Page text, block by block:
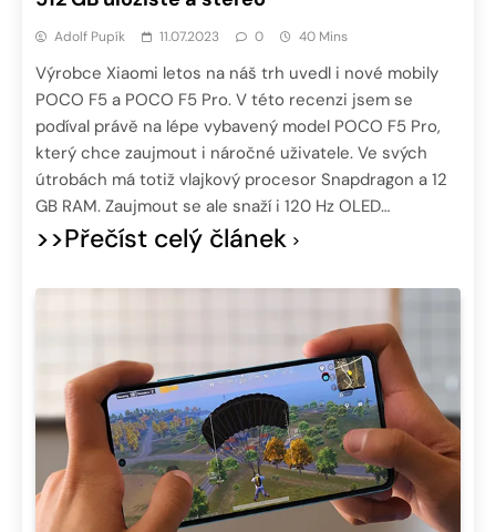
Adolf Pupík 11.07.2023 0 40 Mins
Výrobce Xiaomi letos na náš trh uvedl i nové mobily
POCO F5 a POCO F5 Pro. V této recenzi jsem se
podíval právě na lépe vybavený model POCO F5 Pro,
který chce zaujmout i náročné uživatele. Ve svých
útrobách má totiž vlajkový procesor Snapdragon a 12
GB RAM. Zaujmout se ale snaží i 120 Hz OLED…
>>Přečíst celý článek